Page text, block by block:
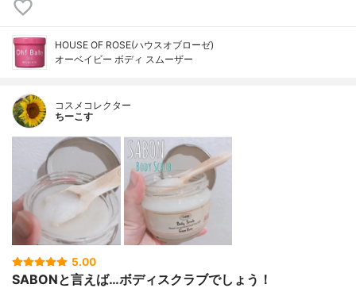
HOUSE OF ROSE(ハウスオブローゼ)
オーベイビー ボディ スムーザー
コスメコレクター
ちーこす
5.00
SABONと言えば…ボディスクラブでしょう！